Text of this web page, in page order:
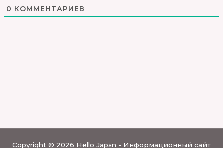
0 КОММЕНТАРИЕВ
Copyright © 2026 Hello Japan - Информационный сайт